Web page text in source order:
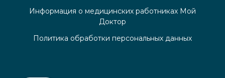
Информация о медицинских работниках Мой
Доктор
Политика обработки персональных данных